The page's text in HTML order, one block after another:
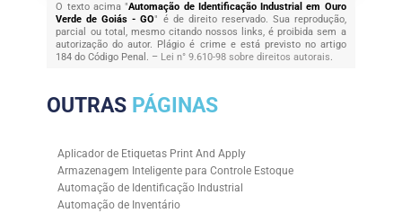
O texto acima "Automação de Identificação Industrial em Ouro
Verde de Goiás - GO" é de direito reservado. Sua reprodução,
parcial ou total, mesmo citando nossos links, é proibida sem a
autorização do autor. Plágio é crime e está previsto no artigo
184 do Código Penal. – Lei n° 9.610-98 sobre direitos autorais.
OUTRAS PÁGINAS
Aplicador de Etiquetas Print And Apply
Armazenagem Inteligente para Controle Estoque
Automação de Identificação Industrial
Automação de Inventário